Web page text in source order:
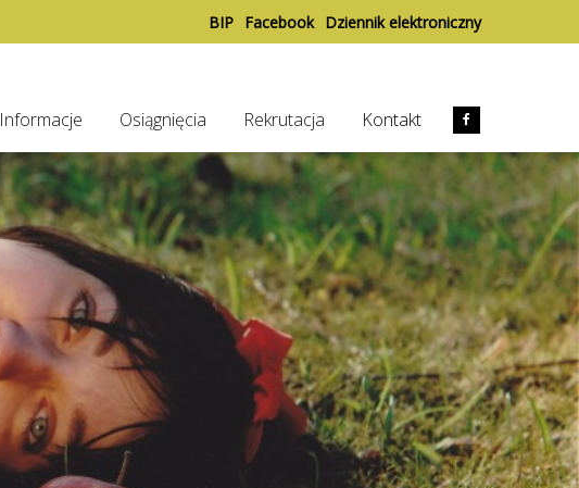
BIP Facebook Dziennik elektroniczny
Informacje Osiągnięcia Rekrutacja Kontakt